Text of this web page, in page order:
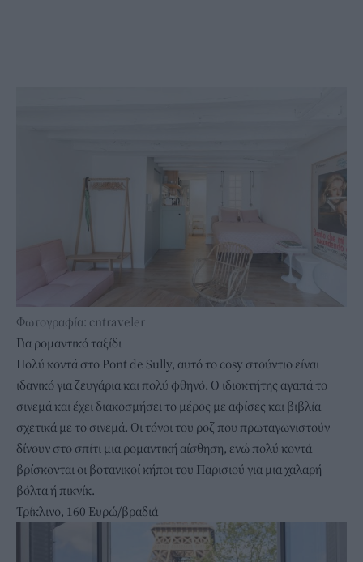
Φωτογραφία: cntraveler
Για ρομαντικό ταξίδι
Πολύ κοντά στο Pont de Sully, αυτό το cosy στούντιο είναι
ιδανικό για ζευγάρια και πολύ φθηνό. Ο ιδιοκτήτης αγαπά το
σινεμά και έχει διακοσμήσει το μέρος με αφίσες και βιβλία
σχετικά με το σινεμά. Οι τόνοι του ροζ που πρωταγωνιστούν
δίνουν στο σπίτι μια ρομαντική αίσθηση, ενώ πολύ κοντά
βρίσκονται οι βοτανικοί κήποι του Παρισιού για μια χαλαρή
βόλτα ή πικνίκ.
Τρίκλινο, 160 Ευρώ/βραδιά